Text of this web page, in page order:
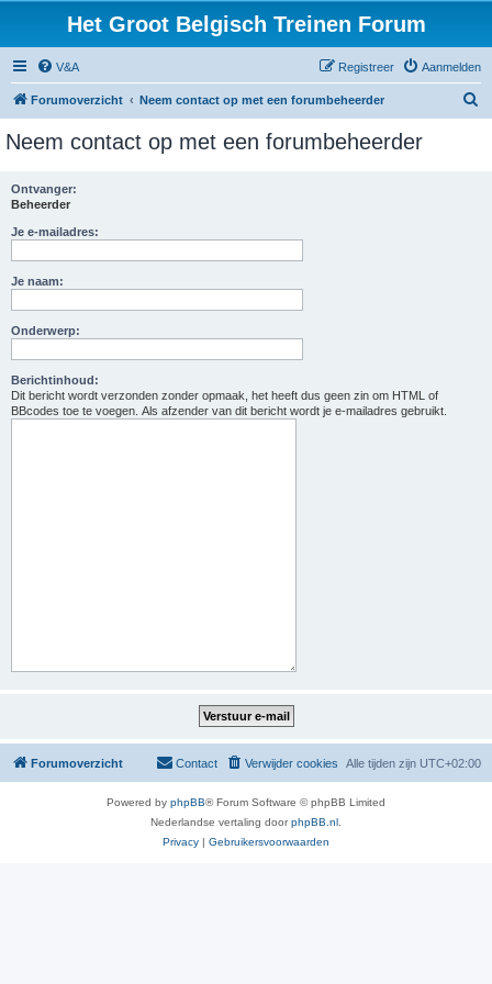
Het Groot Belgisch Treinen Forum
V&A Aanmelden
Registreer
Forumoverzicht Neem contact op met een forumbeheerder
Neem contact op met een forumbeheerder
Ontvanger:
Beheerder
Je e-mailadres:
Je naam:
Onderwerp:
Berichtinhoud:
Dit bericht wordt verzonden zonder opmaak, het heeft dus geen zin om HTML of
BBcodes toe te voegen. Als afzender van dit bericht wordt je e-mailadres gebruikt.
Forumoverzicht Alle tijden zijn UTC+02:00
Verwijder cookies
Contact
Powered by phpBB® Forum Software © phpBB Limited
Nederlandse vertaling doorphpBB.nl
Privacy | Gebruikersvoorwaarden